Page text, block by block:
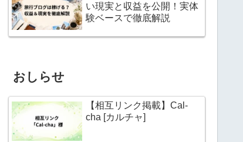
い現実と収益を公開！実体
験ベースで徹底解説
おしらせ
【相互リンク掲載】Cal-
cha [カルチャ]